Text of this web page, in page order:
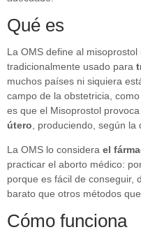
Qué es
La OMS define al
tradicionalmente usado para
muchos países ni siquiera
campo de la obstetricia,
es que el Misoprostol
útero , produciendo, según
La OMS lo considera el
practicar el aborto médico:
porque es fácil de conseguir,
barato que otros métodos
Cómo funciona